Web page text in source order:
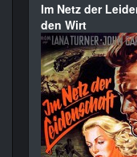
Im Netz der
den Wirt